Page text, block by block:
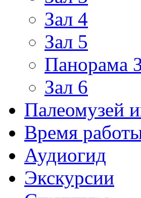
Зал 4
Зал 5
Панорама
Зал 6
Палеомузей
Время
Аудиогид
Экскурсии